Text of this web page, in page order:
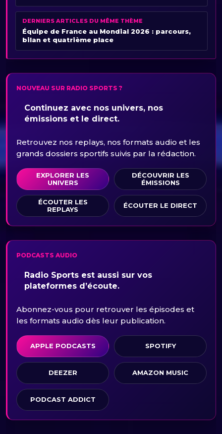
DERNIERS ARTICLES DU MÊME THÈME
Équipe de France au Mondial 2026 : parcours,
bilan et quatrième place
NOUVEAU SUR RADIO SPORTS ?
Continuez avec nos univers, nos
émissions et le direct.
Retrouvez nos replays, nos formats audio et les
grands dossiers sportifs suivis par la rédaction.
EXPLORER LES
UNIVERS
DÉCOUVRIR LES
ÉMISSIONS
ÉCOUTER LES
REPLAYS
ÉCOUTER LE DIRECT
PODCASTS AUDIO
Radio Sports est aussi sur vos
plateformes d’écoute.
Abonnez-vous pour retrouver les épisodes et
les formats audio dès leur publication.
APPLE PODCASTS SPOTIFY
DEEZER AMAZON MUSIC
PODCAST ADDICT